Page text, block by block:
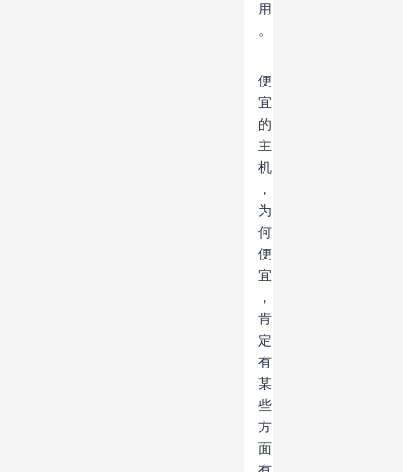
用
。
便
宜
的
主
机
，
为
何
便
宜
，
肯
定
有
某
些
方
面